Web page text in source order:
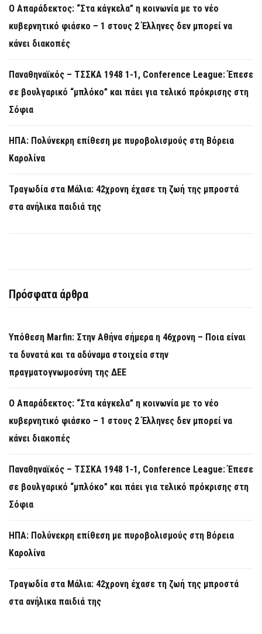
Ο Απαράδεκτος: “Στα κάγκελα” η κοινωνία με το νέο
κυβερνητικό φιάσκο – 1 στους 2 Έλληνες δεν μπορεί να
κάνει διακοπές
Παναθηναϊκός – ΤΣΣΚΑ 1948 1-1, Conference League: Έπεσε
σε βουλγαρικό “μπλόκο” και πάει για τελικό πρόκρισης στη
Σόφια
ΗΠΑ: Πολύνεκρη επίθεση με πυροβολισμούς στη Βόρεια
Καρολίνα
Τραγωδία στα Μάλια: 42χρονη έχασε τη ζωή της μπροστά
στα ανήλικα παιδιά της
Πρόσφατα άρθρα
Υπόθεση Marfin: Στην Αθήνα σήμερα η 46χρονη – Ποια είναι
τα δυνατά και τα αδύναμα στοιχεία στην
πραγματογνωμοσύνη της ΔΕΕ
Ο Απαράδεκτος: “Στα κάγκελα” η κοινωνία με το νέο
κυβερνητικό φιάσκο – 1 στους 2 Έλληνες δεν μπορεί να
κάνει διακοπές
Παναθηναϊκός – ΤΣΣΚΑ 1948 1-1, Conference League: Έπεσε
σε βουλγαρικό “μπλόκο” και πάει για τελικό πρόκρισης στη
Σόφια
ΗΠΑ: Πολύνεκρη επίθεση με πυροβολισμούς στη Βόρεια
Καρολίνα
Τραγωδία στα Μάλια: 42χρονη έχασε τη ζωή της μπροστά
στα ανήλικα παιδιά της